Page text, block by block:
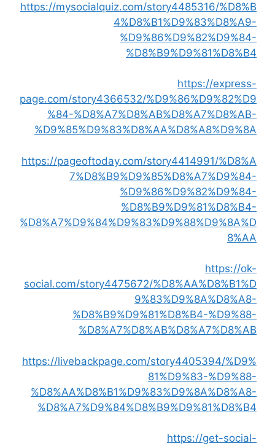
https://mysocialquiz.com/story4485316/%D8%B
4%D8%B1%D9%83%D8%A9-
%D9%86%D9%82%D9%84-
%D8%B9%D9%81%D8%B4
https://express-
page.com/story4366532/%D9%86%D9%82%D9
%84-%D8%A7%D8%AB%D8%A7%D8%AB-
%D9%85%D9%83%D8%AA%D8%A8%D9%8A
https://pageoftoday.com/story4414991/%D8%A
7%D8%B9%D9%85%D8%A7%D9%84-
%D9%86%D9%82%D9%84-
%D8%B9%D9%81%D8%B4-
%D8%A7%D9%84%D9%83%D9%88%D9%8A%D
8%AA
https://ok-
social.com/story4475672/%D8%AA%D8%B1%D
9%83%D9%8A%D8%A8-
%D8%B9%D9%81%D8%B4-%D9%88-
%D8%A7%D8%AB%D8%A7%D8%AB
https://livebackpage.com/story4405394/%D9%
81%D9%83-%D9%88-
%D8%AA%D8%B1%D9%83%D9%8A%D8%A8-
%D8%A7%D9%84%D8%B9%D9%81%D8%B4
https://get-social-